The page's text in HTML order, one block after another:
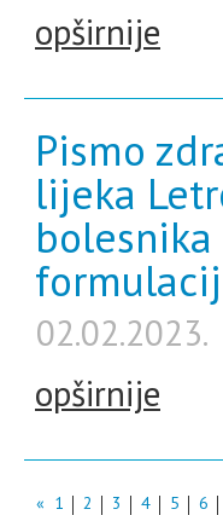
opširnije
Pismo
lijeka
02.02.2023.
opširnije
« 1 2 3 4 5 6